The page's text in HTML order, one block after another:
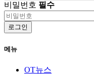
비밀번호 필수
로그인
메뉴
OT뉴스